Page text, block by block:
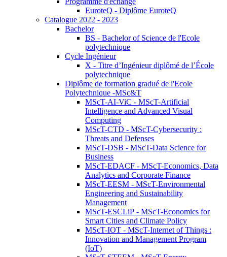
EuroteQ - Diplôme EuroteQ
Catalogue 2022 - 2023
Bachelor
BS - Bachelor of Science de l'Ecole
polytechnique
Cycle Ingénieur
X - Titre d’Ingénieur diplômé de l’École
polytechnique
Diplôme de formation gradué de l'Ecole
Polytechnique -MSc&T
MScT-AI-ViC - MScT-Artificial
Intelligence and Advanced Visual
Computing
MScT-CTD - MScT-Cybersecurity :
Threats and Defenses
MScT-DSB - MScT-Data Science for
Business
MScT-EDACF - MScT-Economics, Data
Analytics and Corporate Finance
MScT-EESM - MScT-Environmental
Engineering and Sustainability
Management
MScT-ESCLiP - MScT-Economics for
Smart Cities and Climate Policy
MScT-IOT - MScT-Internet of Things :
Innovation and Management Program
(IoT)